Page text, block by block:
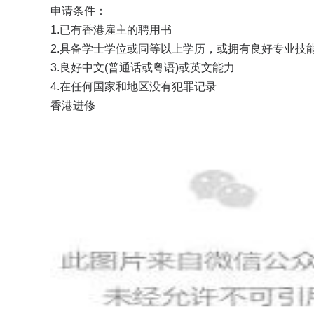
申请条件：
1.已有香港雇主的聘用书
2.具备学士学位或同等以上学历，或拥有良好专业技
3.良好中文(普通话或粤语)或英文能力
4.在任何国家和地区没有犯罪记录
香港进修